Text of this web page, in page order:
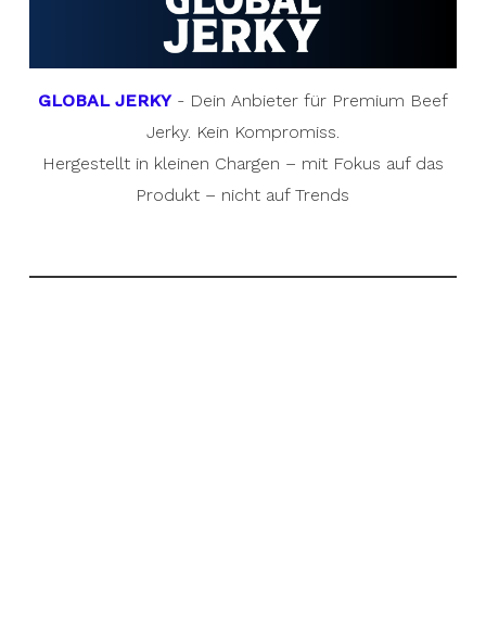
GLOBAL JERKY- Dein Anbieter für Premium Beef
Jerky. Kein Kompromiss.
Hergestellt in kleinen Chargen – mit Fokus auf das
Produkt – nicht auf Trends